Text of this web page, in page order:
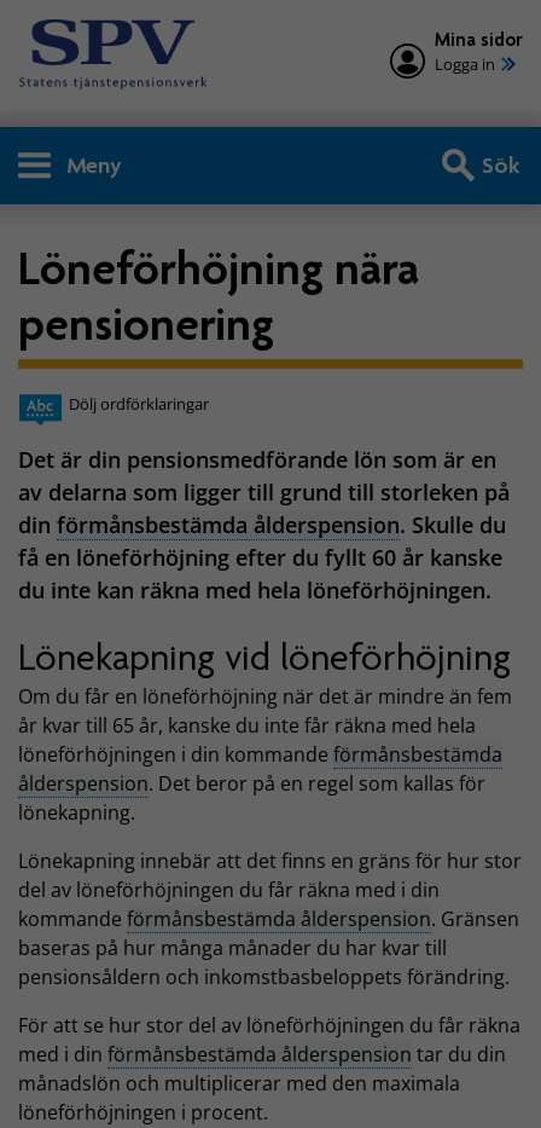
Mina sidor
Logga in
Meny Sök
Löneförhöjning nära
pensionering
Dölj ordförklaringar
Det är din pensionsmedförande lön som är en
av delarna som ligger till grund till storleken på
din förmånsbestämda ålderspension. Skulle du
få en löneförhöjning efter du fyllt 60 år kanske
du inte kan räkna med hela löneförhöjningen.
Lönekapning vid löneförhöjning
Om du får en löneförhöjning när det är mindre än fem
år kvar till 65 år, kanske du inte får räkna med hela
löneförhöjningen i din kommande förmånsbestämda
ålderspension. Det beror på en regel som kallas för
lönekapning.
Lönekapning innebär att det finns en gräns för hur stor
del av löneförhöjningen du får räkna med i din
kommande förmånsbestämda ålderspension. Gränsen
baseras på hur många månader du har kvar till
pensionsåldern och inkomstbasbeloppets förändring.
För att se hur stor del av löneförhöjningen du får räkna
med i din förmånsbestämda ålderspension tar du din
månadslön och multiplicerar med den maximala
löneförhöjningen i procent.